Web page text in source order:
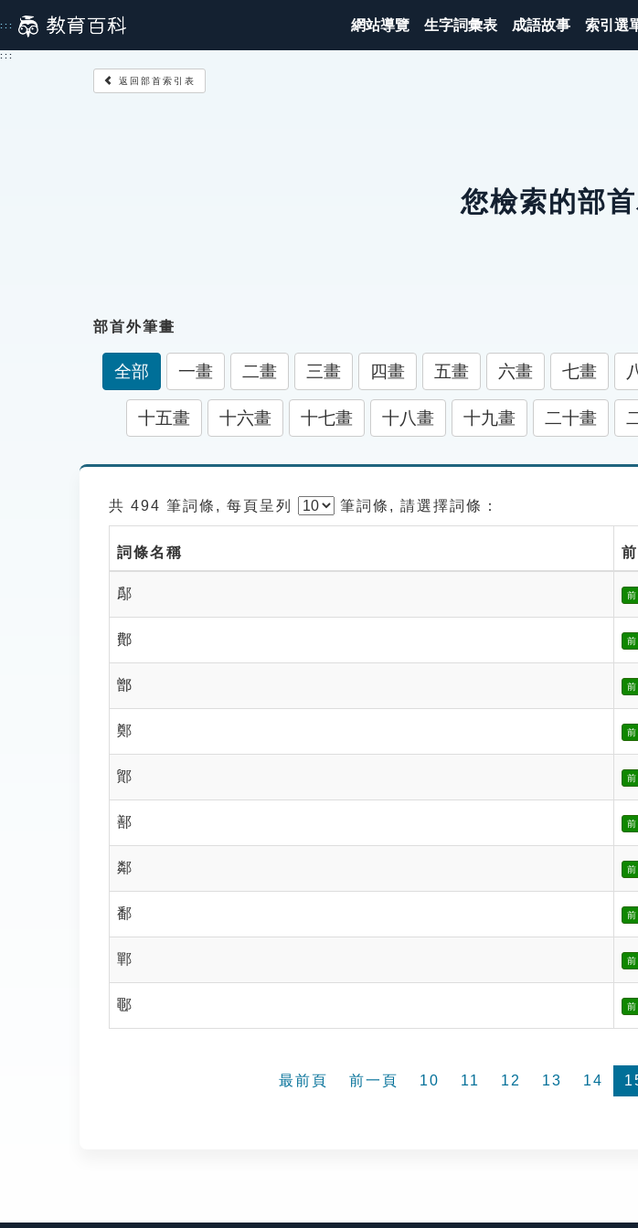
到
主
::: 網站導覽 生字詞彙表 成語故事 索引選
:::
返回部首索引表
您檢索的部首
部首外筆畫
全部 一畫 二畫 三畫 四畫 五畫 六畫 七畫
十五畫 十六畫 十七畫 十八畫 十九畫 二十畫
共 494 筆詞條, 每頁呈列 筆詞條, 請選擇詞條：
詞條名稱
鄬 前
鄪 前
鄫 前
鄭 前
鄮 前
鄯 前
鄰 前
鄱 前
鄲 前
鄳 前
最前頁 前一頁 10 11 12 13 14